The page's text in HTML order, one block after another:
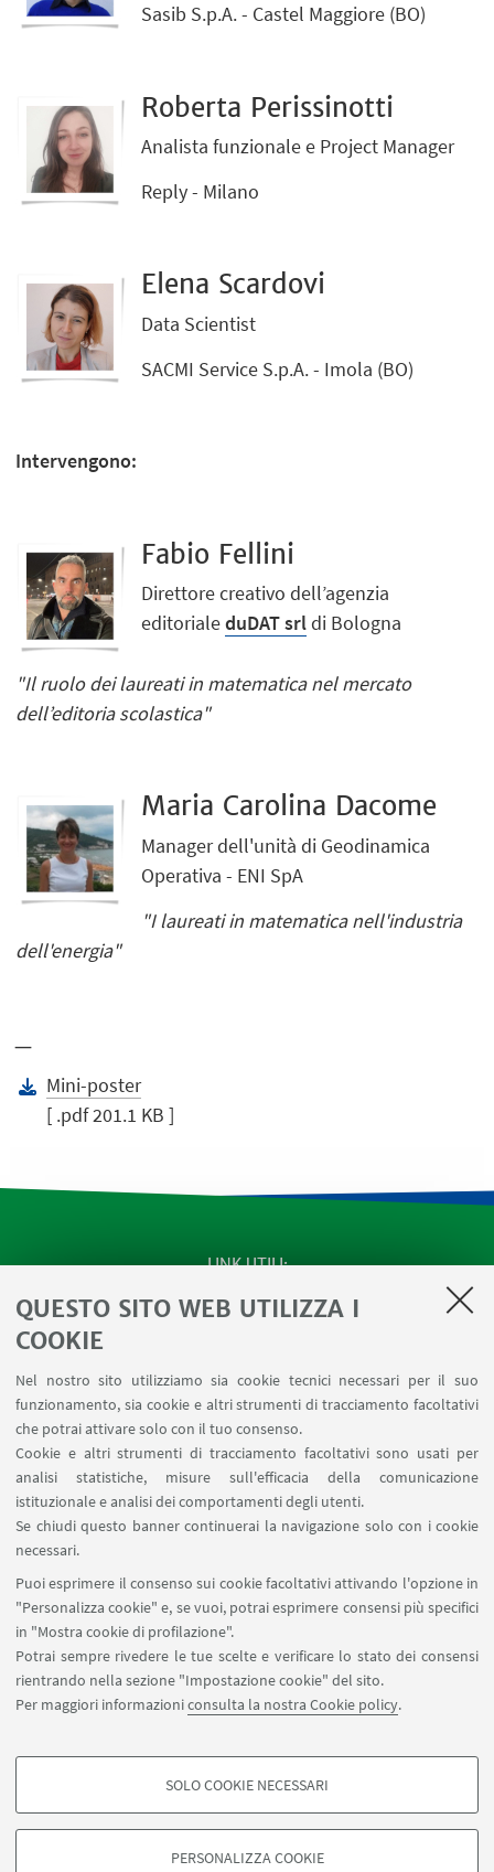
QUESTO SITO WEB UTILIZZA I
COOKIE
Nel nostro sito utilizziamo sia cookie tecnici necessari per il suo
funzionamento, sia cookie e altri strumenti di tracciamento facoltativi
che potrai attivare solo con il tuo consenso.
Cookie e altri strumenti di tracciamento facoltativi sono usati per
analisi statistiche, misure sull'efficacia della comunicazione
istituzionale e analisi dei comportamenti degli utenti.
Se chiudi questo banner continuerai la navigazione solo con i cookie
necessari.
Puoi esprimere il consenso sui cookie facoltativi attivando l'opzione in
"Personalizza cookie" e, se vuoi, potrai esprimere consensi più specifici
in "Mostra cookie di profilazione".
Potrai sempre rivedere le tue scelte e verificare lo stato dei consensi
rientrando nella sezione "Impostazione cookie" del sito.
Per maggiori informazioniconsulta la nostra Cookie policy.
COOKIE DI PROFILAZIONE - FACOLTATIVI
degli utenti, creare profili in base al loro comportamento sul sito, per analisi
SOLO COOKIE NECESSARI
PERSONALIZZA COOKIE
Sasib S.p.A. - Castel Maggiore (BO)
Roberta Perissinotti
Analista funzionale e Project Manager
Reply - Milano
Elena Scardovi
Data Scientist
SACMI Service S.p.A. - Imola (BO)
Intervengono:
Fabio Fellini
Direttore creativo dell’agenzia
editorialeduDAT srldi Bologna
"Il ruolo dei laureati in matematica nel mercato
dell’editoria scolastica"
Maria Carolina Dacome
Manager dell'unità di Geodinamica
Operativa - ENI SpA
"I laureati in matematica nell'industria
dell'energia"
Mini-poster
[ .pdf 201.1 KB ]
LINK UTILI
SEMINARI del Dipartimento
MAT info - Informazioni per gli afferenti al Dipartimento
SERVIZI ONLINE interni
Carta dei servizi
SEGUI IL DIPARTIMENTO SU:
SEGUI UNIBO SU:
APP:
©Copyright 2026 - ALMA MATER STUDIORUM - Università di
Bologna - Via Zamboni, 33 - 40126 Bologna - PI: 01131710376 - CF: